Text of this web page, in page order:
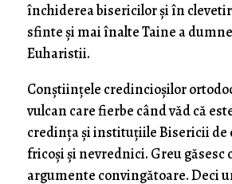
închiderea bisericilor și în
sfinte și mai înalte Taine a
Euharistii.
Conștiințele credincioșilor
vulcan care fierbe când văd că
credința și instituțiile Bisericii de
fricoși și nevrednici. Greu găsesc
argumente convingătoare. Deci